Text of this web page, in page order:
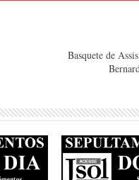
Basquete de